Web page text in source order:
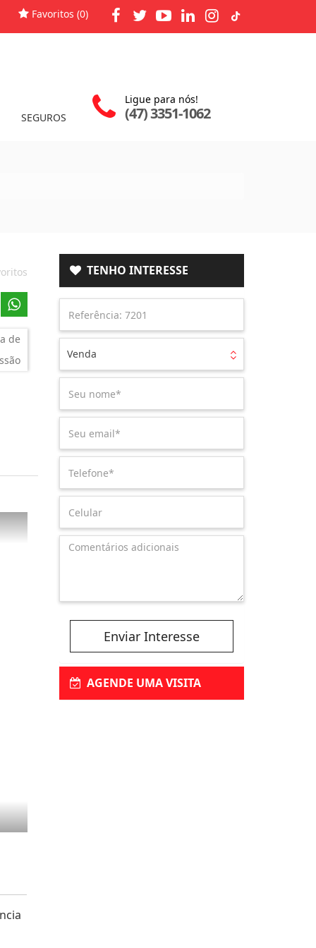
Favoritos (0)
SEGUROS
Ligue para nós!
(47) 3351-1062
de
TENHO INTERESSE
Venda
Enviar Interesse